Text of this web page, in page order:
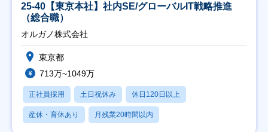
25-40【東京本社】社内SE/グローバルIT戦略推進
（総合職）
オルガノ株式会社
東京都
713万~1049万
正社員採用 土日祝休み 休日120日以上
産休・育休あり 月残業20時間以内